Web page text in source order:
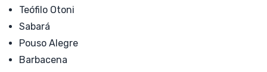
Teófilo Otoni
Sabará
Pouso Alegre
Barbacena